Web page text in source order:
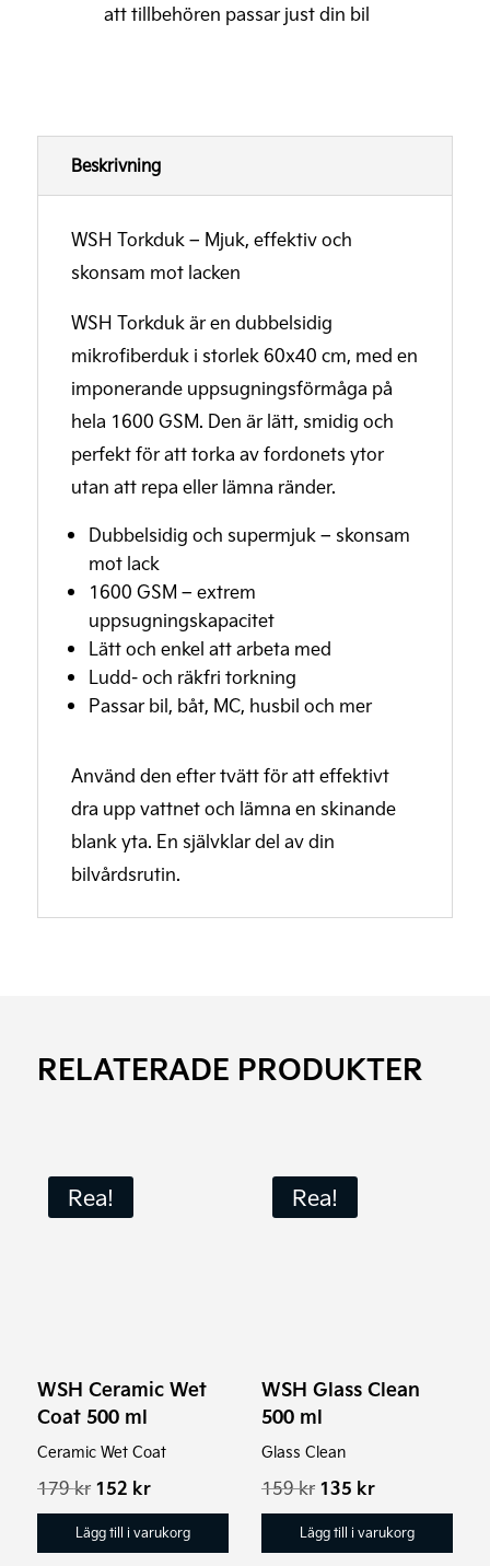
att tillbehören passar just din bil
Beskrivning
WSH Torkduk – Mjuk, effektiv och
skonsam mot lacken
WSH Torkduk är en dubbelsidig
mikrofiberduk i storlek 60x40 cm, med en
imponerande uppsugningsförmåga på
hela 1600 GSM. Den är lätt, smidig och
perfekt för att torka av fordonets ytor
utan att repa eller lämna ränder.
Dubbelsidig och supermjuk – skonsam
mot lack
1600 GSM – extrem
uppsugningskapacitet
Lätt och enkel att arbeta med
Ludd- och räkfri torkning
Passar bil, båt, MC, husbil och mer
Använd den efter tvätt för att effektivt
dra upp vattnet och lämna en skinande
blank yta. En självklar del av din
bilvårdsrutin.
RELATERADE PRODUKTER
Rea!
WSH Ceramic Wet
Coat 500 ml
Ceramic Wet Coat
179kr Det
ursprungliga
priset
var:
152 krDet
nuvarande
priset
är:
Lägg till i varukorg
Rea!
WSH Glass Clean
500 ml
Glass Clean
159kr Det
ursprungliga
priset
var:
135 krDet
nuvarande
priset
är:
Lägg till i varukorg